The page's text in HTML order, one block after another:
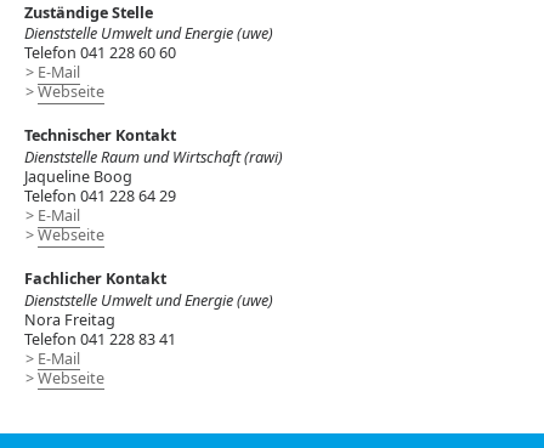
Zuständige Stelle
Dienststelle Umwelt und Energie (uwe)
Telefon 041 228 60 60
E-Mail
Webseite
Technischer Kontakt
Dienststelle Raum und Wirtschaft (rawi)
Jaqueline Boog
Telefon 041 228 64 29
E-Mail
Webseite
Fachlicher Kontakt
Dienststelle Umwelt und Energie (uwe)
Nora Freitag
Telefon 041 228 83 41
E-Mail
Webseite